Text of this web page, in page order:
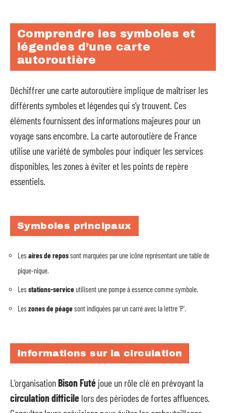
Comprendre les symboles et
légendes d’une carte
autoroutière
Déchiffrer une carte autoroutière implique de maîtriser les
différents symboles et légendes qui s’y trouvent. Ces
éléments fournissent des informations majeures pour un
voyage sans encombre. La carte autoroutière de France
utilise une variété de symboles pour indiquer les services
disponibles, les zones à éviter et les points de repère
essentiels.
Symboles principaux
Les aires de repossont marquées par une icône représentant une table de
pique-nique.
Les stations-serviceutilisent une pompe à essence comme symbole.
Les zones de péagesont indiquées par un carré avec la lettre ‘P’.
Informations sur la circulation
L’organisationBison Futé joue un rôle clé en prévoyant la
circulation difficile lors des périodes de fortes affluences.